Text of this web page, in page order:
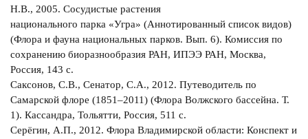
Н.В., 2005. Сосудистые растения
национального парка «Угра» (Аннотированный список видов)
(Флора и фауна национальных парков. Вып. 6). Комиссия по
сохранению биоразнообразия РАН, ИПЭЭ РАН, Москва,
Россия, 143 с.
Саксонов, С.В., Сенатор, С.А., 2012. Путеводитель по
Самарской флоре (1851–2011) (Флора Волжского бассейна. Т.
1). Кассандра, Тольятти, Россия, 511 с.
Серёгин, А.П., 2012. Флора Владимирской области: Конспект и